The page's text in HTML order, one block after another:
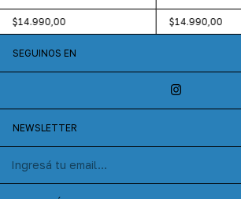
$14.990,00
Ea50x6100x
$14.990,00
SEGUINOS EN
NEWSLETTER